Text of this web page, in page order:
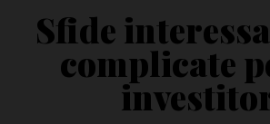
Sfide
complicate